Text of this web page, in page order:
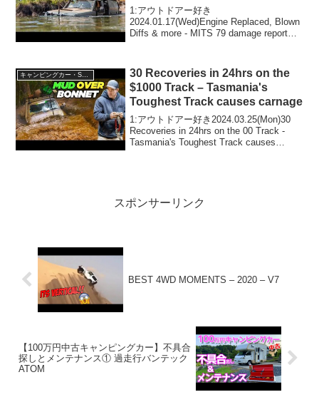
1:アウトドアー好き
2024.01.17(Wed)Engine Replaced, Blown
Diffs & more - MITS 79 damage report
キャンピングカー・SUV人気車種
30 Recoveries in 24hrs on the
$1000 Track – Tasmania's
Toughest Track causes carnage
1:アウトドアー好き2024.03.25(Mon)30
Recoveries in 24hrs on the 00 Track -
Tasmania's Toughest Track causes
スポンサーリンク
BEST 4WD MOMENTS – 2020 – V7
【100万円中古キャンピングカー】不具合
探しとメンテナンス① 過走行バンテック
ATOM